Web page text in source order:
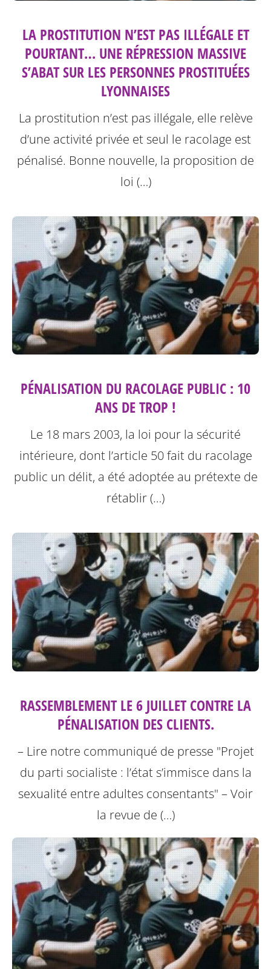
LA PROSTITUTION N’EST PAS ILLÉGALE ET
POURTANT… UNE RÉPRESSION MASSIVE
S’ABAT SUR LES PERSONNES PROSTITUÉES
LYONNAISES
La prostitution n’est pas illégale, elle relève
d’une activité privée et seul le racolage est
pénalisé. Bonne nouvelle, la proposition de
loi (…)
PÉNALISATION DU RACOLAGE PUBLIC : 10
ANS DE TROP !
Le 18 mars 2003, la loi pour la sécurité
intérieure, dont l’article 50 fait du racolage
public un délit, a été adoptée au prétexte de
rétablir (…)
RASSEMBLEMENT LE 6 JUILLET CONTRE LA
PÉNALISATION DES CLIENTS.
– Lire notre communiqué de presse "Projet
du parti socialiste : l’état s’immisce dans la
sexualité entre adultes consentants" – Voir
la revue de (…)